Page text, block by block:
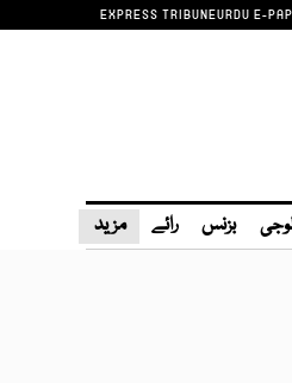
EXPRESS TRIBUNEURDU E-
بزنس رائے مزید